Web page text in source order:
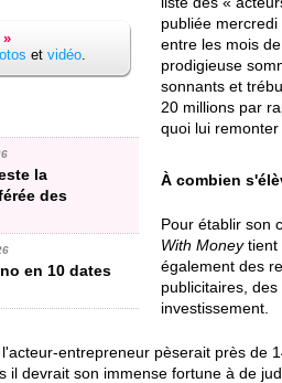
»
et vidéo.
la
des
en 10 dates
publiée
entre les mois
prodigieuse
sonnants et
20 millions par
quoi lui remonter
À combien
Pour établir son
With Moneytient
également des
publicitaires,
investissement.
entrepreneur pèserait près de
il devrait son immense fortune à de